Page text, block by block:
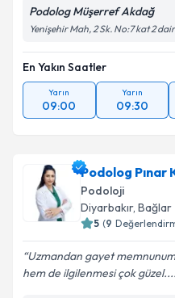
Podolog Müşerref Akdağ
Yenişehir Mah, 2 Sk. No:7 kat 2
En Yakın Saatler
Yarın
09:00
Yarın
09:30
Podolog Pınar
Podoloji
Diyarbakır, Bağlar
5 (9
Uzmandan gayet
hem de ilgilenmesi çok güzel....